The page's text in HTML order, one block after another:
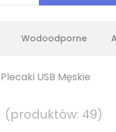
Wodoodporne
Plecaki USB Męskie
(produktów: 49)